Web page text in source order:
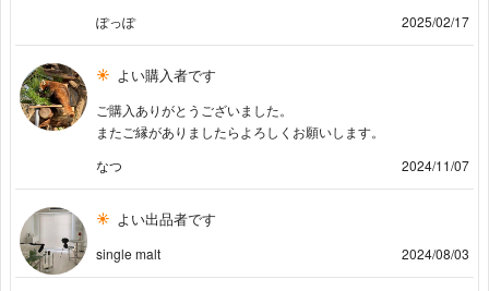
ぽっぽ
2025/02/17
よい購入者です
ご購入ありがとうございました。
またご縁がありましたらよろしくお願いします。
なつ
2024/11/07
よい出品者です
single malt 2024/08/03